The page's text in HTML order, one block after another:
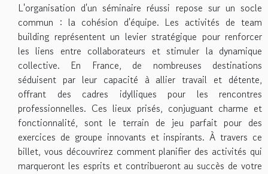
L'organisation d'un séminaire réussi repose sur un socle
commun : la cohésion d'équipe. Les activités de team
building représentent un levier stratégique pour renforcer
les liens entre collaborateurs et stimuler la dynamique
collective. En France, de nombreuses destinations
séduisent par leur capacité à allier travail et détente,
offrant des cadres idylliques pour les rencontres
professionnelles. Ces lieux prisés, conjuguant charme et
fonctionnalité, sont le terrain de jeu parfait pour des
exercices de groupe innovants et inspirants. À travers ce
billet, vous découvrirez comment planifier des activités qui
marqueront les esprits et contribueront au succès de votre